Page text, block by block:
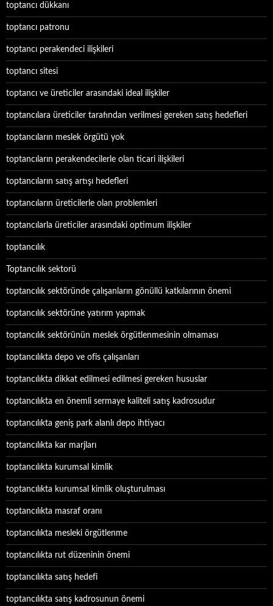
toptancı dükkanı
toptancı patronu
toptancı perakendeci ilişkileri
toptancı sitesi
toptancı ve üreticiler arasındaki ideal ilişkiler
toptancılara üreticiler tarafından verilmesi gereken satış hedefleri
toptancıların meslek örgütü yok
toptancıların perakendecilerle olan ticari ilişkileri
toptancıların satış artışı hedefleri
toptancıların üreticilerle olan problemleri
toptancılarla üreticiler arasındaki optimum ilişkiler
toptancılık
Toptancılık sektorü
toptancılık sektöründe çalışanların gönüllü katkılarının önemi
toptancılık sektörüne yatırım yapmak
toptancılık sektörünün meslek örgütlenmesinin olmaması
toptancılıkta depo ve ofis çalışanları
toptancılıkta dikkat edilmesi edilmesi gereken hususlar
toptancılıkta en önemli sermaye kaliteli satış kadrosudur
toptancılıkta geniş park alanlı depo ihtiyacı
toptancılıkta kar marjları
toptancılıkta kurumsal kimlik
toptancılıkta kurumsal kimlik oluşturulması
toptancılıkta masraf oranı
toptancılıkta mesleki örgütlenme
toptancılıkta rut düzeninin önemi
toptancılıkta satış hedefi
toptancılıkta satış kadrosunun önemi